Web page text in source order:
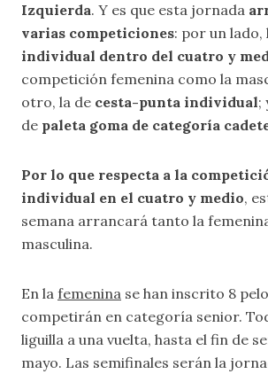
Izquierda. Y es que esta jornada
varias competiciones: por un lado,
individual dentro del cuatro y
competición femenina como la
otro, la de cesta-punta individual;
de paleta goma de categoría
Por lo que respecta a la
individual en el cuatro y medio,
semana arrancará tanto la
masculina.
En la femenina se han inscrito 8
competirán en categoría senior.
liguilla a una vuelta, hasta el fin de
mayo. Las semifinales serán la